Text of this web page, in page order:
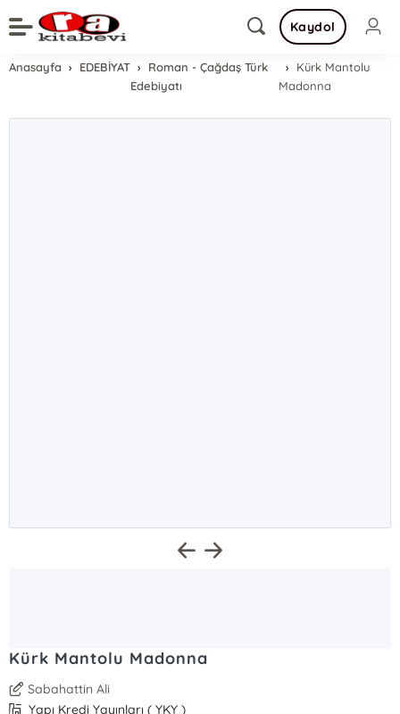
Kaydol
Anasayfa EDEBİYAT
Roman - Çağdaş Türk
Edebiyatı
Kürk Mantolu
Madonna
Kürk Mantolu Madonna
Sabahattin Ali
Yapı Kredi Yayınları ( YKY )